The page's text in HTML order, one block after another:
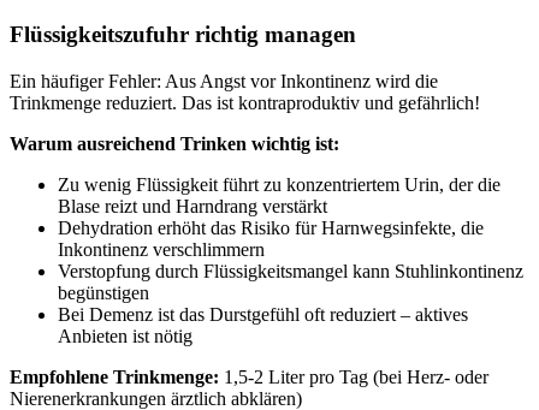
Flüssigkeitszufuhr richtig managen
Ein häufiger Fehler: Aus Angst vor Inkontinenz wird die
Trinkmenge reduziert. Das ist kontraproduktiv und gefährlich!
Warum ausreichend Trinken wichtig ist:
Zu wenig Flüssigkeit führt zu konzentriertem Urin, der die
Blase reizt und Harndrang verstärkt
Dehydration erhöht das Risiko für Harnwegsinfekte, die
Inkontinenz verschlimmern
Verstopfung durch Flüssigkeitsmangel kann Stuhlinkontinenz
begünstigen
Bei Demenz ist das Durstgefühl oft reduziert – aktives
Anbieten ist nötig
Empfohlene Trinkmenge: 1,5-2 Liter pro Tag (bei Herz- oder
Nierenerkrankungen ärztlich abklären)